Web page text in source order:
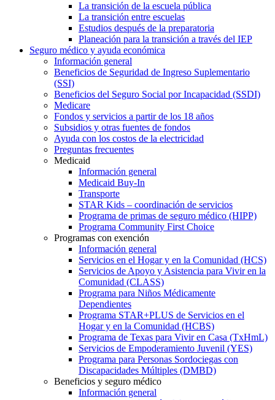
La transición de la escuela pública
La transición entre escuelas
Estudios después de la preparatoria
Planeación para la transición a través del IEP
Seguro médico y ayuda económica
Información general
Beneficios de Seguridad de Ingreso Suplementario
(SSI)
Beneficios del Seguro Social por Incapacidad (SSDI)
Medicare
Fondos y servicios a partir de los 18 años
Subsidios y otras fuentes de fondos
Ayuda con los costos de la electricidad
Preguntas frecuentes
Medicaid
Información general
Medicaid Buy-In
Transporte
STAR Kids – coordinación de servicios
Programa de primas de seguro médico (HIPP)
Programa Community First Choice
Programas con exención
Información general
Servicios en el Hogar y en la Comunidad (HCS)
Servicios de Apoyo y Asistencia para Vivir en la
Comunidad (CLASS)
Programa para Niños Médicamente
Dependientes
Programa STAR+PLUS de Servicios en el
Hogar y en la Comunidad (HCBS)
Programa de Texas para Vivir en Casa (TxHmL)
Servicios de Empoderamiento Juvenil (YES)
Programa para Personas Sordociegas con
Discapacidades Múltiples (DMBD)
Beneficios y seguro médico
Información general